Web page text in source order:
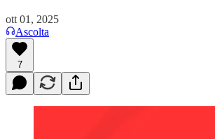
ott 01, 2025
Ascolta
7